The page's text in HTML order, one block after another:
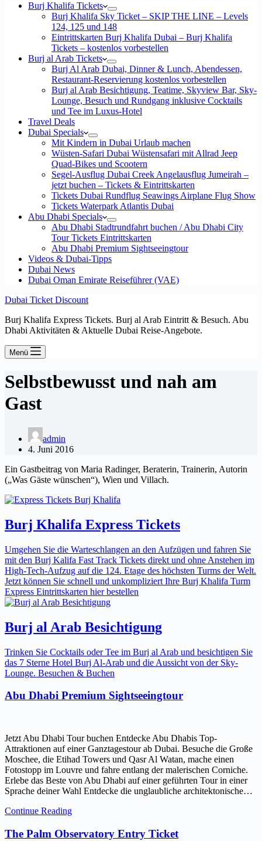
Burj Khalifa Tickets
Burj Khalifa Sky Ticket – SKIP THE LINE – Levels
124, 125 und 148
Eintrittskarten Burj Khalifa Dubai – Burj Khalifa
Tickets – kostenlos vorbestellen
Burj al Arab Tickets
Burj Al Arab Dubai, Dinner & Lunch, Abendessen,
Restaurant-Reservierung kostenlos vorbestellen
Burj al Arab Besichtigung, Teatime, Skyview Bar, Sky-
Lounge, Besuch und Rundgang inklusive Cocktails
und Tee im Luxus-Hotel
Travel Deals
Dubai Specials
Mit Kindern in Dubai Urlaub machen
Wüsten-Safari Dubai Wüstensafari mit Allrad Jeep
Quad-Bikes und Scootern
Segel-Ausflug Dubai Creek Angelausflug Jumeirah –
jetzt buchen – Tickets & Eintrittskarten
Tickets Dubai Rundflug Seawings Airplane Flug Show
Tickets Waterpark Atlantis Dubai
Abu Dhabi Specials
Abu Dhabi Stadtrundfahrt buchen / Abu Dhabi City
Tour Tickets Eintrittskarten
Abu Dhabi Premium Sightseeingtour
Videos & Dubai-Tipps
Dubai News
Dubai Oman Emirate Reiseführer (VAE)
Dubai Ticket Discount
Burj Khalifa Express Tickets. Burj al Arab Eintritt & Besuch. Abu
Dhabi Aktivitäten & Aktuelle Dubai Reise-Angebote.
Menü
Selbstbewusst und nah am
Gast
admin
4. Juni 2016
Ein Gastbeitrag von Maria Radinger, Beraterin, Trainerin, Autorin
(„Was Gäste wünschen“), Wien und Villach.
Burj Khalifa Express Tickets
Umgehen Sie die Warteschlangen an den Aufzügen und fahren Sie
mit den Burj Kalifa Fast Track Tickets direkt und ohne Anstehen im
High-Tech-Aufzug auf die 124. Etage des höchsten Turms der Welt.
Jetzt können Sie schnell und unkompliziert Ihre Burj Khalifa Turm
Express Eintrittskarten hier bestellen
Burj al Arab Besichtigung
Trinken Sie Cocktails oder Tee im Burj al Arab und besichtigen Sie
das 7 Sterne Hotel Burj Al-Arab und die Aussicht von der Sky-
Lounge. Besuchen & Buchen
Abu Dhabi Premium Sightseeingtour
Jetzt Abu Dhabi Tour buchen Entdecke Abu Dhabis Top-
Attraktionen auf einer Ganztagestour ab Dubai. Besuche die Große
Moschee, die Etihad Towers und Qasr Al Watan, mache einen
Fotostopp im Louvre und fahre entlang der malerischen Corniche.
Erlebe das Beste von Abu Dhabi auf einer geführten Tour in einer
Sprache deiner Wahl Entdecke die unglaubliche architektonische…
Continue Reading
The Palm Observatory Entry Ticket